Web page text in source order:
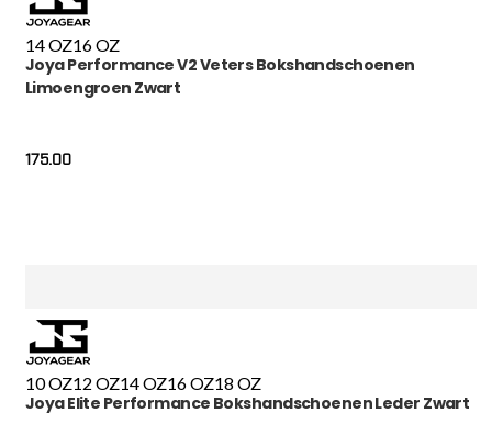
14 OZ16 OZ
Joya Performance V2 Veters Bokshandschoenen
Limoengroen Zwart
175.00
10 OZ12 OZ14 OZ16 OZ18 OZ
Joya Elite Performance Bokshandschoenen Leder Zwart